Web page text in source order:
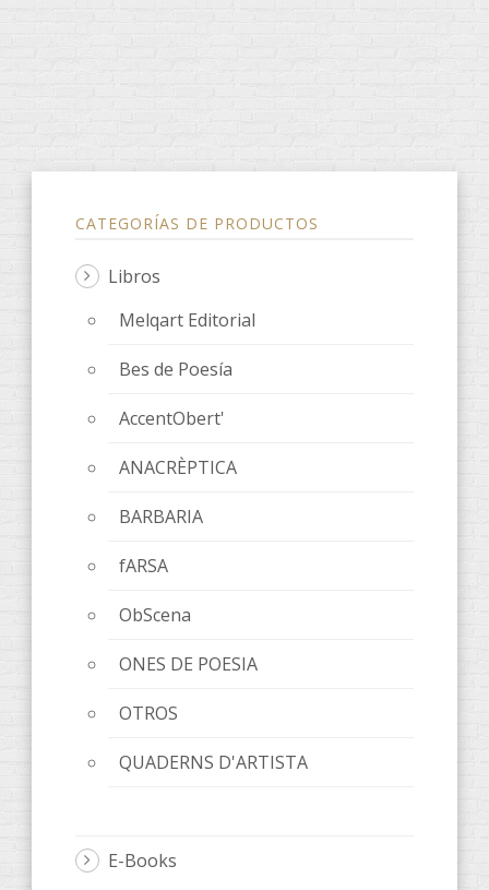
CATEGORÍAS DE PRODUCTOS
Libros
Melqart Editorial
Bes de Poesía
AccentObert'
ANACRÈPTICA
BARBARIA
fARSA
ObScena
ONES DE POESIA
OTROS
QUADERNS D'ARTISTA
E-Books